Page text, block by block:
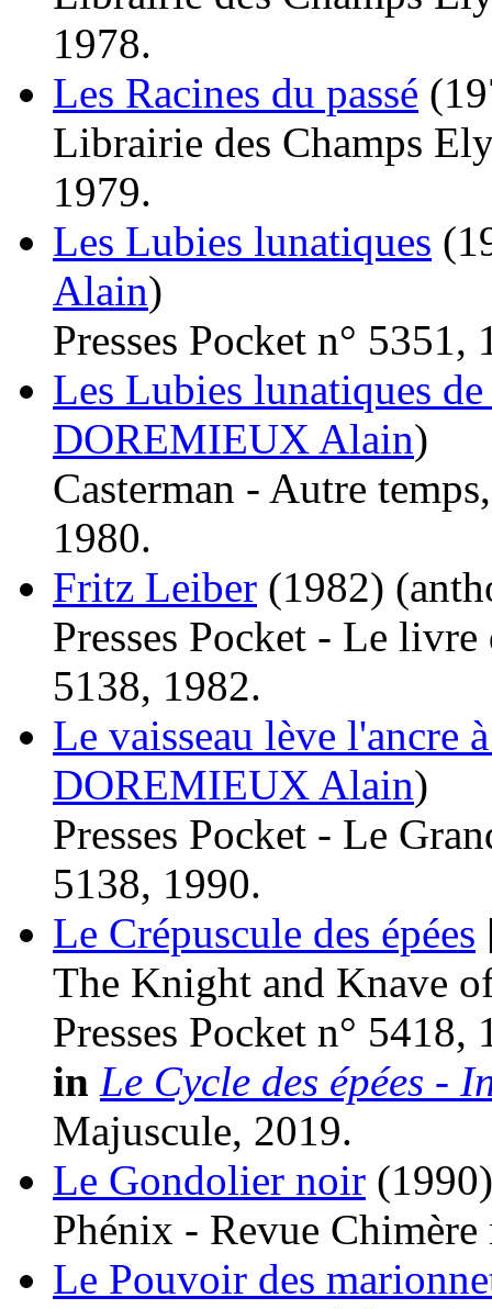
1978.
Les Racines du passé
Librairie des Champs
1979.
Les Lubies lunatiques
Alain)
Presses Pocket n° 5351,
Les Lubies lunatiques
DOREMIEUX Alain)
Casterman - Autre
1980.
Fritz Leiber (1982)
Presses Pocket - Le
5138, 1982.
Le vaisseau lève l'ancre
DOREMIEUX Alain)
Presses Pocket - Le
5138, 1990.
Le Crépuscule des épées
The Knight and Knave
Presses Pocket n° 5418,
in Le Cycle des épées -
Majuscule, 2019.
Le Gondolier noir (1990)
Phénix - Revue Chimère
Le Pouvoir des